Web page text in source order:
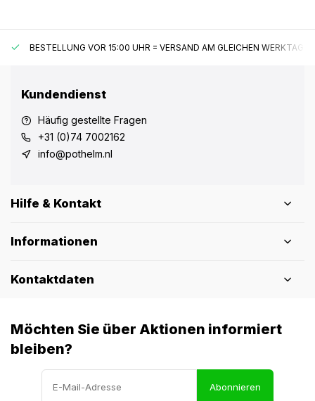
BESTELLUNG VOR 15:00 UHR = VERSAND AM GLEICHEN WERKTAG*
Kundendienst
Häufig gestellte Fragen
+31 (0)74 7002162
info@pothelm.nl
Hilfe & Kontakt
Informationen
Kontaktdaten
Möchten Sie über Aktionen informiert
bleiben?
Abonnieren